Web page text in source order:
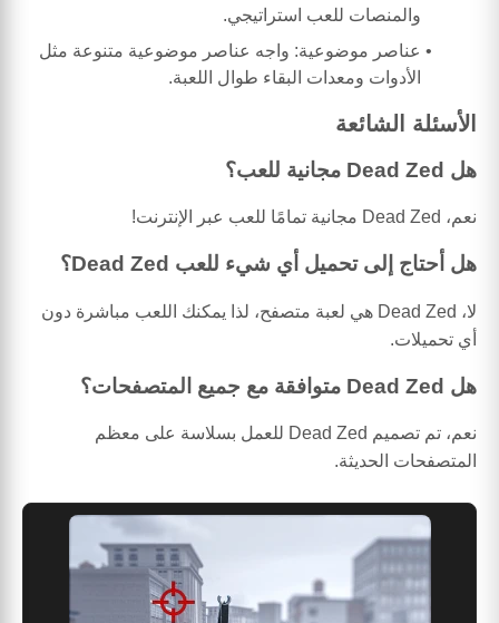
والمنصات للعب استراتيجي.
عناصر موضوعية: واجه عناصر موضوعية متنوعة مثل
الأدوات ومعدات البقاء طوال اللعبة.
الأسئلة الشائعة
هل Dead Zed مجانية للعب؟
نعم، Dead Zed مجانية تمامًا للعب عبر الإنترنت!
هل أحتاج إلى تحميل أي شيء للعب Dead Zed؟
لا، Dead Zed هي لعبة متصفح، لذا يمكنك اللعب مباشرة دون
أي تحميلات.
هل Dead Zed متوافقة مع جميع المتصفحات؟
نعم، تم تصميم Dead Zed للعمل بسلاسة على معظم
المتصفحات الحديثة.